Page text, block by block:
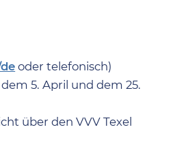
oder telefonisch)
5. April und dem 25.
über den VVV Texel